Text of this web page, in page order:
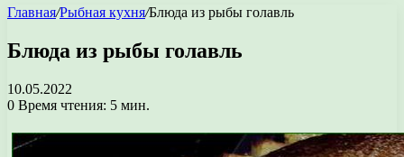
Главная/Рыбная кухня/Блюда из рыбы голавль
Блюда из рыбы голавль
10.05.2022
0 Время чтения: 5 мин.